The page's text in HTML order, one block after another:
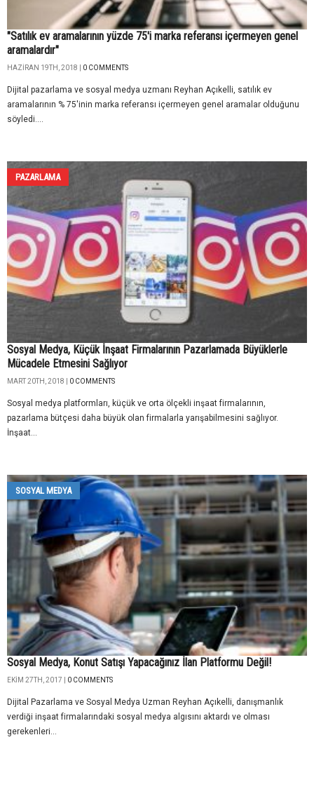
"Satılık ev aramalarının yüzde 75'i marka referansı içermeyen genel
aramalardır"
HAZIRAN 19TH, 2018 | 0 COMMENTS
Dijital pazarlama ve sosyal medya uzmanı Reyhan Açıkelli, satılık ev
aramalarının % 75'inin marka referansı içermeyen genel aramalar olduğunu
söyledi....
PAZARLAMA
Sosyal Medya, Küçük İnşaat Firmalarının Pazarlamada Büyüklerle
Mücadele Etmesini Sağlıyor
MART 20TH, 2018 | 0 COMMENTS
Sosyal medya platformları, küçük ve orta ölçekli inşaat firmalarının,
pazarlama bütçesi daha büyük olan firmalarla yarışabilmesini sağlıyor.
İnşaat...
SOSYAL MEDYA
Sosyal Medya, Konut Satışı Yapacağınız İlan Platformu Değil!
EKIM 27TH, 2017 | 0 COMMENTS
Dijital Pazarlama ve Sosyal Medya Uzman Reyhan Açıkelli, danışmanlık
verdiği inşaat firmalarındaki sosyal medya algısını aktardı ve olması
gerekenleri...